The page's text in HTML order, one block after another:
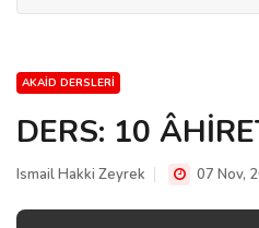
AKAID DERSLERI
DERS: 10
Ismail Hakki Zeyrek 07 Nov,